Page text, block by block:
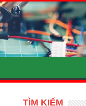
TÌM KIẾM